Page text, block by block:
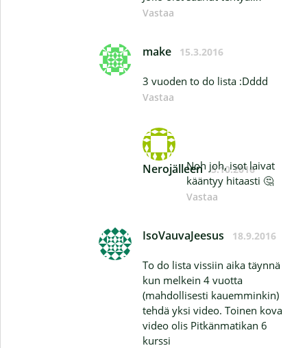
Vastaa
make 15.3.2016
3 vuoden to do lista :Dddd
Vastaa
Nerojälleen 5.10.2016
Noh joh, isot laivat
kääntyy hitaasti 🤔
Vastaa
IsoVauvaJeesus 18.9.2016
To do lista vissiin aika täynnä
kun melkein 4 vuotta
(mahdollisesti kauemminkin)
tehdä yksi video. Toinen kova
video olis Pitkänmatikan 6
kurssi